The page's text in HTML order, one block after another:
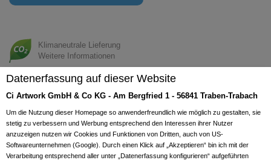
Klimaneutrale Lieferung
Weitere Informationen
Previous Next
Datenerfassung auf dieser Website
Ci Artwork GmbH & Co KG - Am Bergfried 1 - 56841 Traben-Trabach
Um die Nutzung dieser Homepage so anwenderfreundlich wie möglich zu gestalten, sie
stetig zu verbessern und Werbung entsprechend den Interessen ihrer Nutzer
anzuzeigen nutzen wir Cookies und Funktionen von Dritten, auch von US-
Softwareunternehmen (Google). Durch einen Klick auf „Akzeptieren“ bin ich mit der
Verarbeitung entsprechend aller unter „Datenerfassung konfigurieren“ aufgeführten